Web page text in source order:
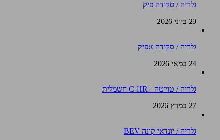
גלריה / סקודה פיק
29 ביוני 2026
גלריה / סקודה אפיק
24 במאי 2026
גלריה / טויוטה +C-HR חשמלית
27 במרץ 2026
גלריה / יונדאי קונה BEV